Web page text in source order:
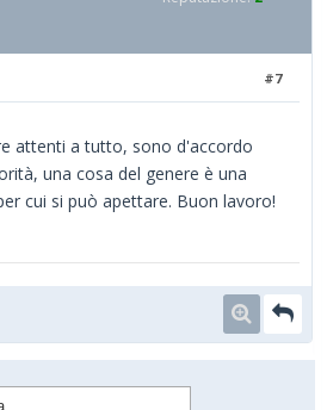
#7
attenti a tutto, sono d'accordo
una cosa del genere è una
cui si può apettare. Buon lavoro!